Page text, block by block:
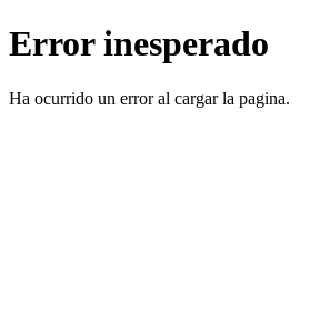
Error inesperado
Ha ocurrido un error al cargar la pagina.